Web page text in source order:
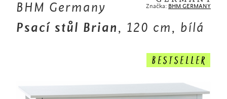
Značka: BHM GERMANY
BHM Germany
Psací stůl Brian, 120 cm, bílá